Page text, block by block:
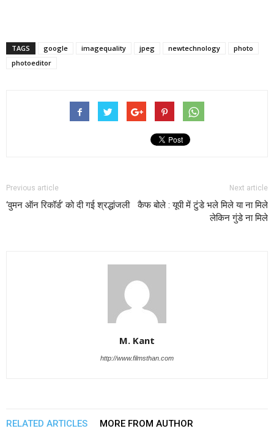
TAGS google imagequality jpeg newtechnology
photo
photoeditor
Previous article
‘वुमन ऑन रिकॉर्ड’ को दी गई श्रद्धांजली
Next article
कैफ बोले : यूपी में टुंडे भले मिले या ना मिले
लेकिन गुंडे ना मिले
M. Kant
http://www.filmsthan.com
RELATED ARTICLES MORE FROM AUTHOR